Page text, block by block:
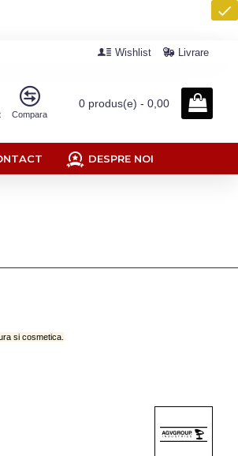
Wishlist Livrare
Compara
0 produs(e) - 0,00
DESPRE NOI
si cosmetica.